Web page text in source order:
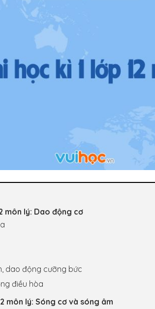
môn lý: Dao động cơ
dao động cưỡng bức
điều hòa
môn lý: Sóng cơ và sóng âm